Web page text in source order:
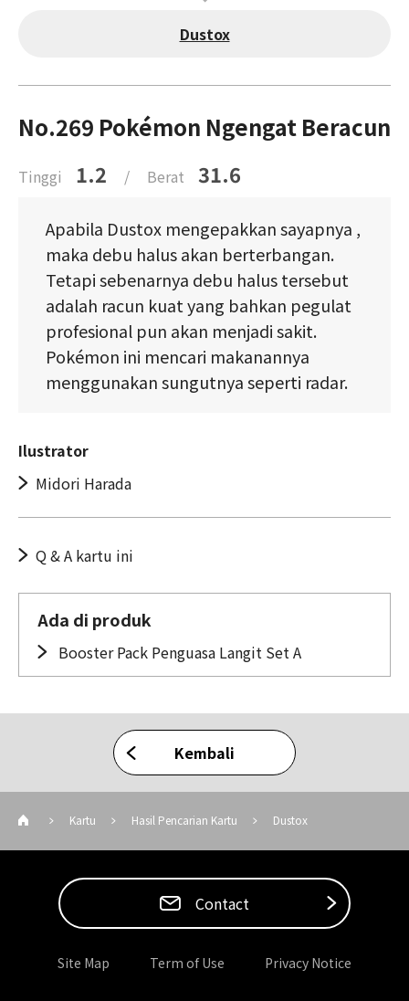
Dustox
No.269 Pokémon Ngengat Beracun
Tinggi 1.2 / Berat 31.6
Apabila Dustox mengepakkan sayapnya ,
maka debu halus akan berterbangan.
Tetapi sebenarnya debu halus tersebut
adalah racun kuat yang bahkan pegulat
profesional pun akan menjadi sakit.
Pokémon ini mencari makanannya
menggunakan sungutnya seperti radar.
Ilustrator
Midori Harada
Q & A kartu ini
Ada di produk
Booster Pack Penguasa Langit Set A
Kembali
Kartu Hasil Pencarian Kartu Dustox
Contact
Site Map Term of Use Privacy Notice